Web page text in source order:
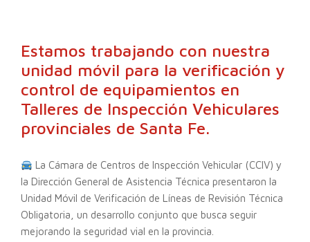
Estamos trabajando con nuestra
unidad móvil para la verificación y
control de equipamientos en
Talleres de Inspección Vehiculares
provinciales de Santa Fe.
La Cámara de Centros de Inspección Vehicular (CCIV) y
la Dirección General de Asistencia Técnica presentaron la
Unidad Móvil de Verificación de Líneas de Revisión Técnica
Obligatoria, un desarrollo conjunto que busca seguir
mejorando la seguridad vial en la provincia.